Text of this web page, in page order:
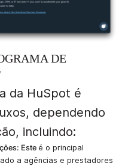
DE
da HuSpot é
dependendo
incluindo:
Este é o principal
a agências e prestadores